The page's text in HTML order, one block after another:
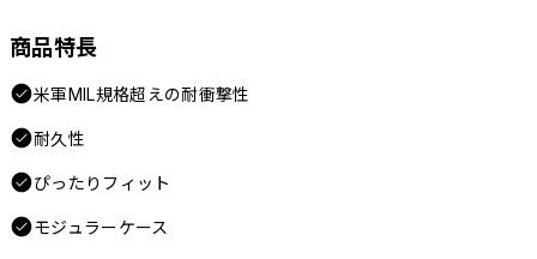
商品特長
米軍MIL規格超えの耐衝撃性
耐久性
ぴったりフィット
モジュラーケース